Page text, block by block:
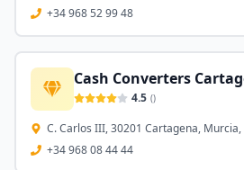
+34 968 52 99 48
Cash Converters
4.5 ()
C. Carlos III, 30201 Cartagena, Murcia,
+34 968 08 44 44